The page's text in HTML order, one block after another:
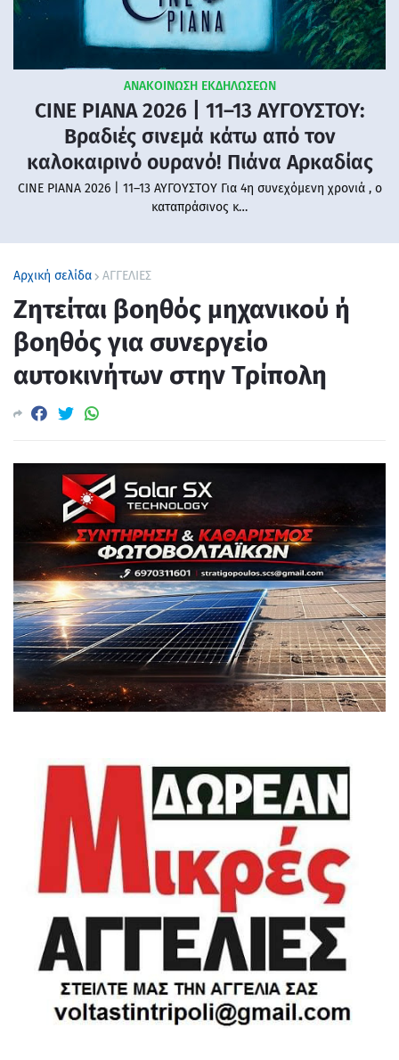
ΑΝΑΚΟΙΝΩΣΗ ΕΚΔΗΛΩΣΕΩΝ
CINE PIANA 2026 | 11–13 ΑΥΓΟΥΣΤΟΥ:
Βραδιές σινεμά κάτω από τον
καλοκαιρινό ουρανό! Πιάνα Αρκαδίας
CINE PIANA 2026 | 11–13 ΑΥΓΟΥΣΤΟΥ Για 4η συνεχόμενη χρονιά , ο
καταπράσινος κ…
Αρχική σελίδα ΑΓΓΕΛΙΕΣ
Ζητείται βοηθός μηχανικού ή
βοηθός για συνεργείο
αυτοκινήτων στην Τρίπολη